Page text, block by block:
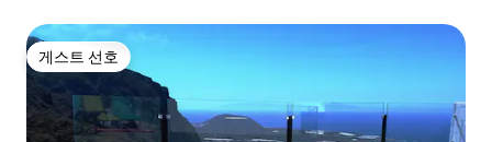
게스트 선호
게스트 선호